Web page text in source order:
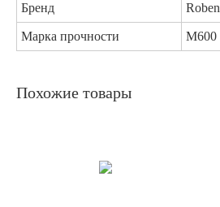
Бренд Roben
Марка прочности M600
Похожие товары